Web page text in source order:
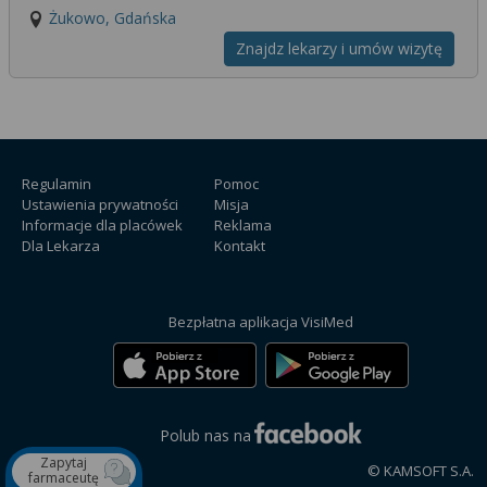
Żukowo, Gdańska
Znajdz lekarzy i umów wizytę
Regulamin
Ustawienia prywatności
Informacje dla placówek
Dla Lekarza
Pomoc
Misja
Reklama
Kontakt
Bezpłatna aplikacja VisiMed
Polub nas na
© KAMSOFT S.A.
Zapytaj
farmaceutę
możesz też wycofać zgodę na przetwarzanie Twoich
danych tylko w niektórych celach. Jeżeli chcesz
dowiedzieć się więcej lub chcesz przeprowadzić
narzędzi zewnętrznych w naszym serwisie
znajdziesz w Regulaminie Serwisu.